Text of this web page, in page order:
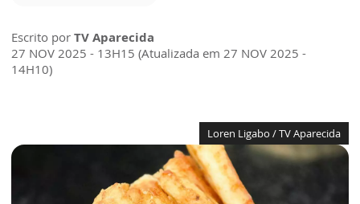
Escrito por TV Aparecida
27 NOV 2025 - 13H15 (Atualizada em 27 NOV 2025 -
14H10)
Loren Ligabo / TV Aparecida